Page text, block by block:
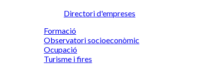
Directori d'empreses
Formació
Observatori socioeconòmic
Ocupació
Turisme i fires